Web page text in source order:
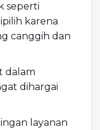
seperti
karena
canggih dan
dalam
dihargai
layanan